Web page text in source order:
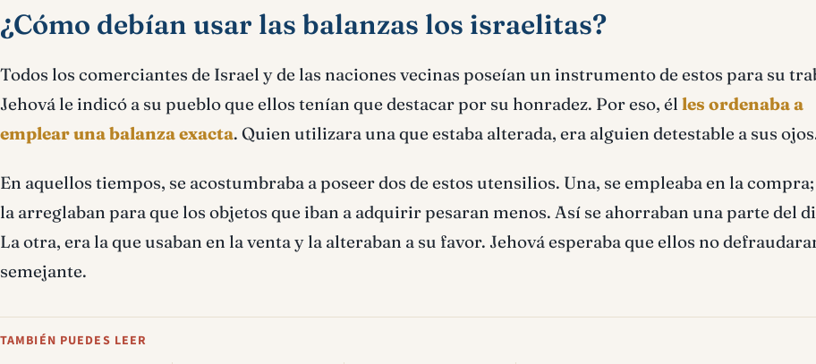
¿Cómo debían usar las balanzas los israelitas?
Todos los comerciantes de Israel y de las naciones vecinas poseían un instrumento de estos para su
Jehová le indicó a su pueblo que ellos tenían que destacar por su honradez. Por eso, él les ordenaba a
emplear una balanza exacta. Quien utilizara una que estaba alterada, era alguien detestable a sus
En aquellos tiempos, se acostumbraba a poseer dos de estos utensilios. Una, se empleaba en la
la arreglaban para que los objetos que iban a adquirir pesaran menos. Así se ahorraban una parte del
La otra, era la que usaban en la venta y la alteraban a su favor. Jehová esperaba que ellos no
semejante.
TAMBIÉN PUEDES LEER